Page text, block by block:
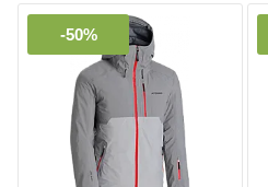
-50%